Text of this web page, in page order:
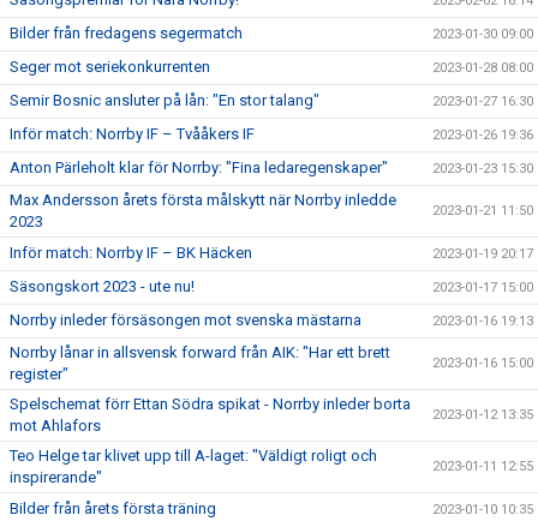
Bilder från fredagens segermatch 2023-01-30 09:00
Seger mot seriekonkurrenten 2023-01-28 08:00
Semir Bosnic ansluter på lån: "En stor talang" 2023-01-27 16:30
Inför match: Norrby IF – Tvååkers IF 2023-01-26 19:36
Anton Pärleholt klar för Norrby: "Fina ledaregenskaper" 2023-01-23 15:30
Max Andersson årets första målskytt när Norrby inledde
2023
2023-01-21 11:50
Inför match: Norrby IF – BK Häcken 2023-01-19 20:17
Säsongskort 2023 - ute nu! 2023-01-17 15:00
Norrby inleder försäsongen mot svenska mästarna 2023-01-16 19:13
Norrby lånar in allsvensk forward från AIK: "Har ett brett
register"
2023-01-16 15:00
Spelschemat förr Ettan Södra spikat - Norrby inleder borta
mot Ahlafors
2023-01-12 13:35
Teo Helge tar klivet upp till A-laget: "Väldigt roligt och
inspirerande"
2023-01-11 12:55
Bilder från årets första träning 2023-01-10 10:35